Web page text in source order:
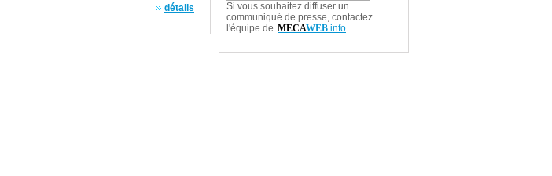
détails
Si vous souhaitez diffuser un
communiqué de presse, contactez
l'équipe de MECAWEB.info.